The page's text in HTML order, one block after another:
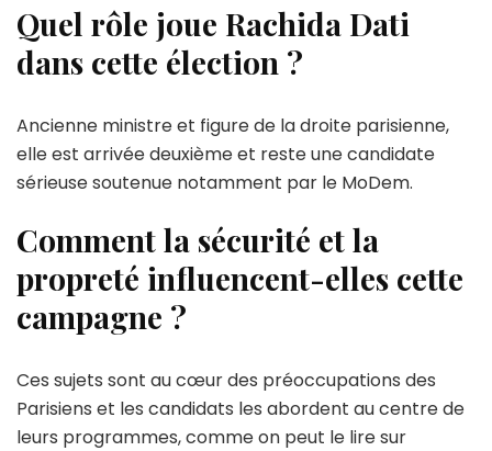
Quel rôle joue Rachida Dati
dans cette élection ?
Ancienne ministre et figure de la droite parisienne,
elle est arrivée deuxième et reste une candidate
sérieuse soutenue notamment par le MoDem.
Comment la sécurité et la
propreté influencent-elles cette
campagne ?
Ces sujets sont au cœur des préoccupations des
Parisiens et les candidats les abordent au centre de
leurs programmes, comme on peut le lire sur